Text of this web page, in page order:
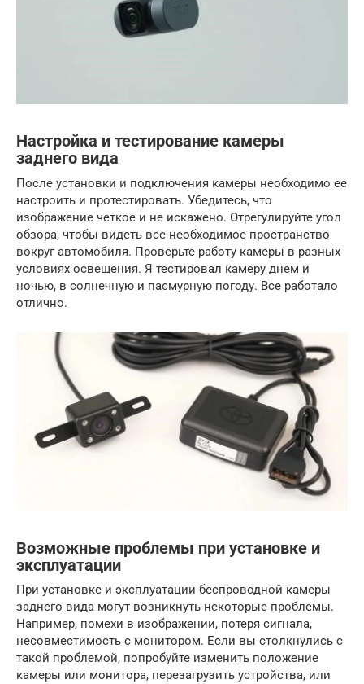
Настройка и тестирование камеры
заднего вида
После установки и подключения камеры необходимо ее
настроить и протестировать. Убедитесь, что
изображение четкое и не искажено. Отрегулируйте угол
обзора, чтобы видеть все необходимое пространство
вокруг автомобиля. Проверьте работу камеры в разных
условиях освещения. Я тестировал камеру днем и
ночью, в солнечную и пасмурную погоду. Все работало
отлично.
Возможные проблемы при установке и
эксплуатации
При установке и эксплуатации беспроводной камеры
заднего вида могут возникнуть некоторые проблемы.
Например, помехи в изображении, потеря сигнала,
несовместимость с монитором. Если вы столкнулись с
такой проблемой, попробуйте изменить положение
камеры или монитора, перезагрузить устройства, или